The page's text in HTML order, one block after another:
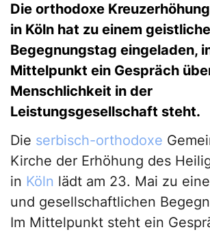
Die orthodoxe
in Köln hat zu einem
Begegnungstag eingeladen,
Mittelpunkt ein Gespräch
Menschlichkeit in der
Leistungsgesellschaft steht.
Die serbisch-orthodoxe
Kirche der Erhöhung des
in Köln lädt am 23. Mai zu
und gesellschaftlichen
Im Mittelpunkt steht ein